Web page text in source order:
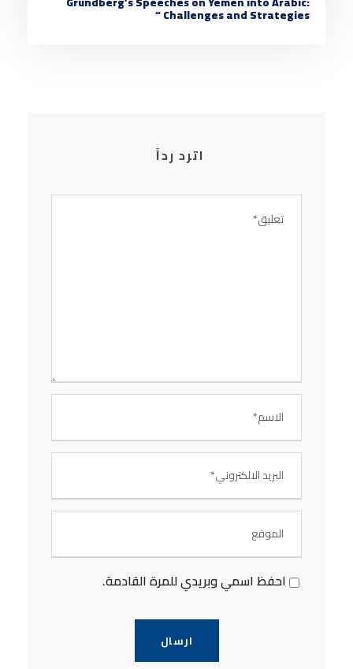
Challenges and Strategies “
اترد رداً
احفظ اسمي وبريدي للمرة القادمة.